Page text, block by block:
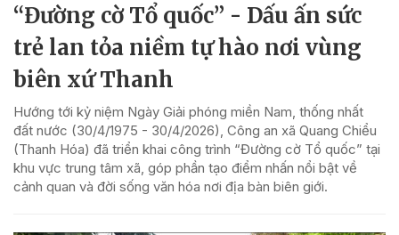
“Đường cờ Tổ quốc” - Dấu ấn sức
trẻ lan tỏa niềm tự hào nơi vùng
biên xứ Thanh
Hướng tới kỷ niệm Ngày Giải phóng miền Nam, thống nhất
đất nước (30/4/1975 - 30/4/2026), Công an xã Quang Chiểu
(Thanh Hóa) đã triển khai công trình “Đường cờ Tổ quốc” tại
khu vực trung tâm xã, góp phần tạo điểm nhấn nổi bật về
cảnh quan và đời sống văn hóa nơi địa bàn biên giới.